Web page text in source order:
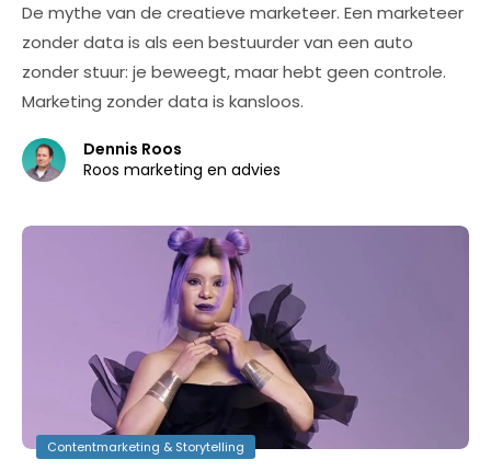
De mythe van de creatieve marketeer. Een marketeer
zonder data is als een bestuurder van een auto
zonder stuur: je beweegt, maar hebt geen controle.
Marketing zonder data is kansloos.
Dennis Roos
Roos marketing en advies
Contentmarketing & Storytelling